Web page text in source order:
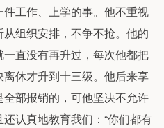
工作、上学的事。他不重视
组织安排，不争不抢。他的
直没有再升过，每次他都把
休才升到十三级。他后来享
部报销的，可他坚决不允许
认真地教育我们：“你们都有